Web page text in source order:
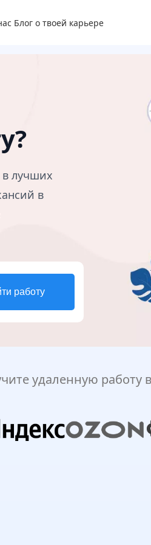
Блог о твоей карьере
в лучших
в
работу
удаленную